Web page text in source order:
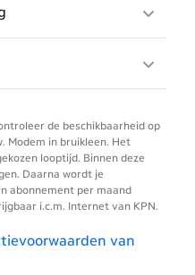
de beschikbaarheid op
Modem in bruikleen. Het
looptijd. Binnen deze
Daarna wordt je
abonnement per maand
i.c.m. Internet van KPN.
van